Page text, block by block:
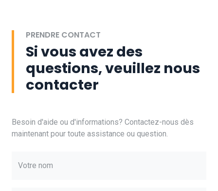
PRENDRE CONTACT
Si vous avez des
questions, veuillez nous
contacter
Besoin d'aide ou d'informations? Contactez-nous dès
maintenant pour toute assistance ou question.
Votre nom